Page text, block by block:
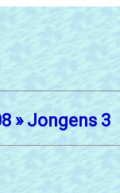
» Jongens 3